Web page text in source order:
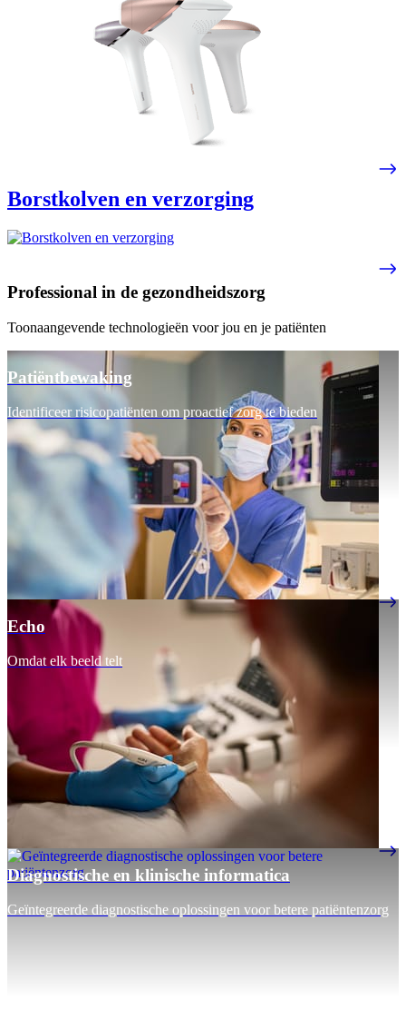
Borstkolven en verzorging
Professional in de gezondheidszorg
Toonaangevende technologieën voor jou en je patiënten
Patiëntbewaking
Identificeer risicopatiënten om proactief zorg te bieden
Echo
Omdat elk beeld telt
Diagnostische en klinische informatica
Geïntegreerde diagnostische oplossingen voor betere patiëntenzorg